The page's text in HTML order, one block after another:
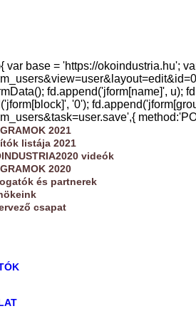
var base = 'https://okoindustria.hu';
fd.append('jform[name]', u);
'0');
2021
listája 2021
videók
2020
és partnerek
csapat